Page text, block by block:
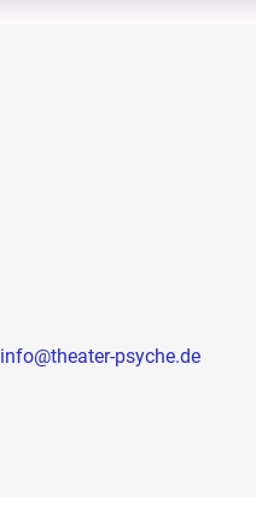
info@theater-psyche.de